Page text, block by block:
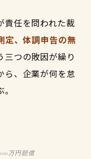
責任を問われた裁
定、体調申告の無
三つの敗因が繰り
ら、企業が何を怠
万円賠償